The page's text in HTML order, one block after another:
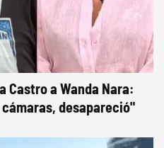
Castro a Wanda Nara:
desapareció"